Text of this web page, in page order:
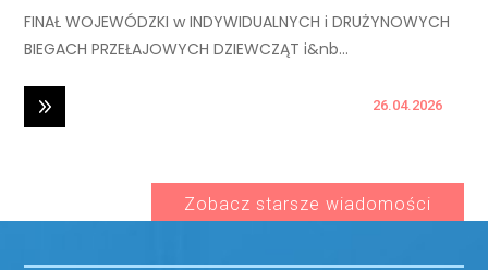
26.04.2026
FINAŁ WOJEWÓDZKI w INDYWIDUALNYCH i DRUŻYNOWYCH
BIEGACH PRZEŁAJOWYCH DZIEWCZĄT i&nb...
Zobacz starsze wiadomości